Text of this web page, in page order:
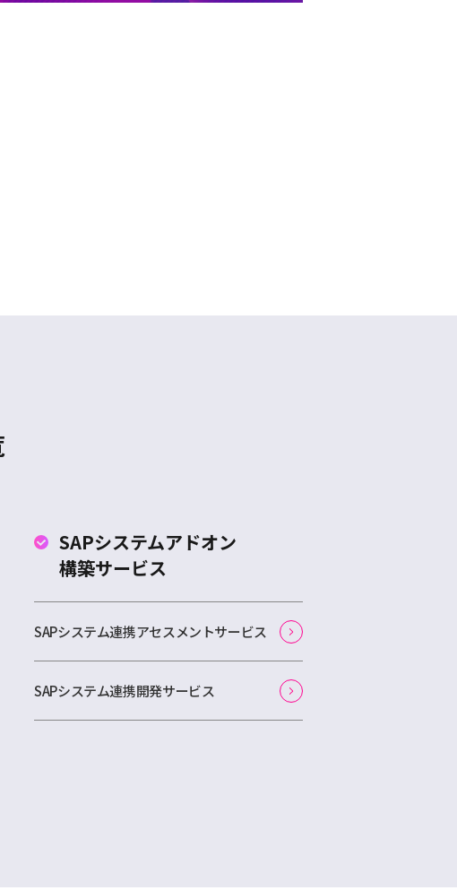
SAPシステムアドオン
構築サービス
SAPシステム連携アセスメントサービス
SAPシステム連携開発サービス